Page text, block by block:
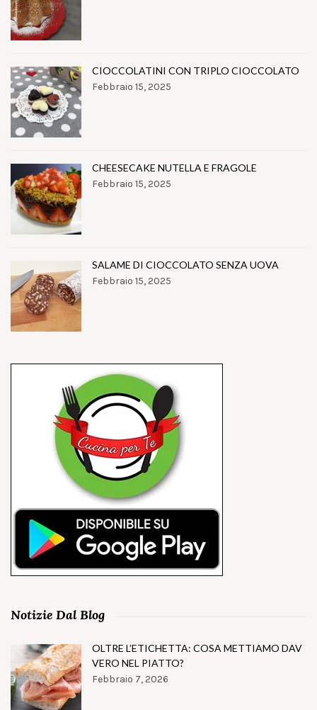
CIOCCOLATINI CON TRIPLO CIOCCOLATO
Febbraio 15, 2025
CHEESECAKE NUTELLA E FRAGOLE
Febbraio 15, 2025
SALAME DI CIOCCOLATO SENZA UOVA
Febbraio 15, 2025
Notizie Dal Blog
OLTRE L’ETICHETTA: COSA METTIAMO DAV
VERO NEL PIATTO?
Febbraio 7, 2026